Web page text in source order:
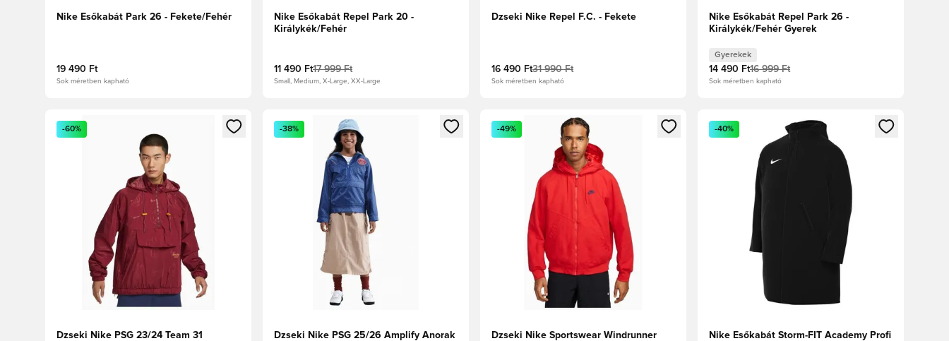
Nike Esőkabát Park 26 - Fekete/Fehér
19 490 Ft
Sok méretben kapható
Nike Esőkabát Repel Park 20 -
Királykék/Fehér
11 490 Ft17 999 Ft
Small, Medium, X-Large, XX-Large
Dzseki Nike Repel F.C. - Fekete
16 490 Ft31 990 Ft
Sok méretben kapható
Nike Esőkabát Repel Park 26 -
Királykék/Fehér Gyerek
Gyerekek
14 490 Ft16 999 Ft
Sok méretben kapható
Megnyit egy modált a bejelentkezéshez vagy a tagként való regisztrációhoz
-60%
Dzseki Nike PSG 23/24 Team 31
Megnyit egy modált a bejelentkezéshez vagy a tagként való regisztrációhoz
-38%
Dzseki Nike PSG 25/26 Amplify Anorak
Megnyit egy modált a bejelentkezéshez vagy a tagként való regisztrációhoz
-49%
Dzseki Nike Sportswear Windrunner
Megnyit egy modált a bejelentkezéshez vagy a
-40%
Nike Esőkabát Storm-FIT Academy Profi